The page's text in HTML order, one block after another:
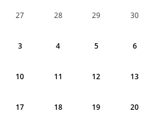
correspondiente
27 28 29 30
3 4 5 6
10 11 12 13
17 18 19 20